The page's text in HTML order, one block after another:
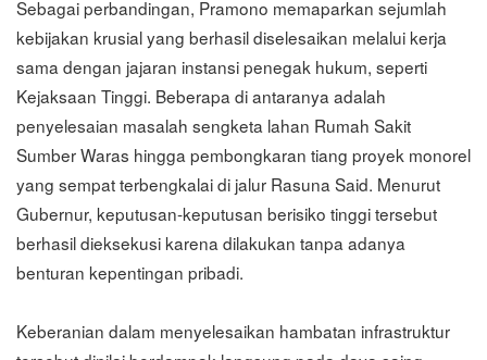
Sebagai perbandingan, Pramono memaparkan sejumlah
kebijakan krusial yang berhasil diselesaikan melalui kerja
sama dengan jajaran instansi penegak hukum, seperti
Kejaksaan Tinggi. Beberapa di antaranya adalah
penyelesaian masalah sengketa lahan Rumah Sakit
Sumber Waras hingga pembongkaran tiang proyek monorel
yang sempat terbengkalai di jalur Rasuna Said. Menurut
Gubernur, keputusan-keputusan berisiko tinggi tersebut
berhasil dieksekusi karena dilakukan tanpa adanya
benturan kepentingan pribadi.
Keberanian dalam menyelesaikan hambatan infrastruktur